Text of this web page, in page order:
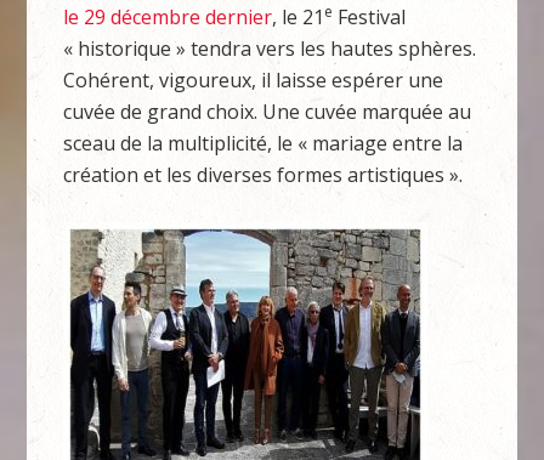
le 29 décembre dernier, le 21e Festival
« historique » tendra vers les hautes sphères.
Cohérent, vigoureux, il laisse espérer une
cuvée de grand choix. Une cuvée marquée au
sceau de la multiplicité, le « mariage entre la
création et les diverses formes artistiques ».